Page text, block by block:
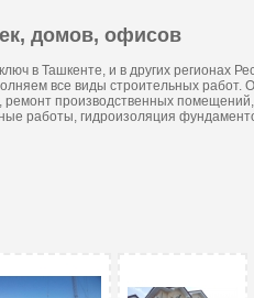
домов, офисов
в Ташкенте, и в других регионах
все виды строительных работ.
производственных
работы, гидроизоляция